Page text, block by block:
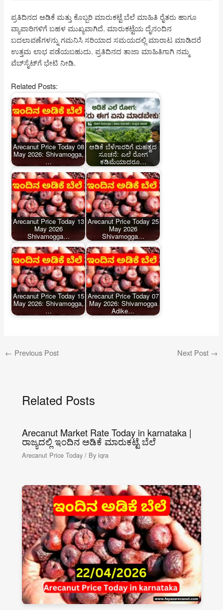
ಪ್ರತಿದಿನದ ಅಡಿಕೆ ಮತ್ತು ಕೊಬ್ಬರಿ ಮಾರುಕಟ್ಟೆ ಬೆಲೆ ಮಾಹಿತಿ ರೈತರು ಹಾಗೂ
ವ್ಯಾಪಾರಿಗಳಿಗೆ ಬಹಳ ಮುಖ್ಯವಾಗಿದೆ. ಮಾರುಕಟ್ಟೆಯ ದೈನಂದಿನ
ಬದಲಾವಣೆಗಳನ್ನು ಗಮನಿಸಿ ಸರಿಯಾದ ಸಮಯದಲ್ಲಿ ಮಾರಾಟ ಮಾಡಿದರೆ
ಉತ್ತಮ ಲಾಭ ಪಡೆಯಬಹುದು. ಪ್ರತಿದಿನದ ತಾಜಾ ಮಾಹಿತಿಗಾಗಿ ನಮ್ಮ
ವೆಬ್‌ಸೈಟ್‌ಗೆ ಭೇಟಿ ನೀಡಿ.
Related Posts:
Arecanut Price Today 08
May 2026: Shivamogga,
…
ಅಡಿಕೆ ಬೆಳೆಗಾರರಿಗೆ ಮಹತ್ವದ
ಸೂಚನೆ: ಎಲೆ ರೋಗ
ಕಡಿಮೆಯಾದರೂ…
Arecanut Price Today 13
May 2026
Shivamogga…
Arecanut Price Today 25
May 2026
Shivamogga…
Arecanut Price Today 15
May 2026: Shivamogga,
…
Arecanut Price Today 07
May 2026: Shivamogga
Adike…
← Previous Post Next Post →
Related Posts
Arecanut Market Rate Today in karnataka |
ರಾಜ್ಯದಲ್ಲಿ ಇಂದಿನ ಅಡಿಕೆ ಮಾರುಕಟ್ಟೆ ಬೆಲೆ
Arecanut Price Today / Byiqra